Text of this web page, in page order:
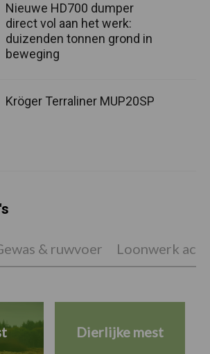
Nieuwe HD700 dumper
direct vol aan het werk:
duizenden tonnen grond in
beweging
Kröger Terraliner MUP20SP
& ruwvoer Loonwerk
Dierlijke mest